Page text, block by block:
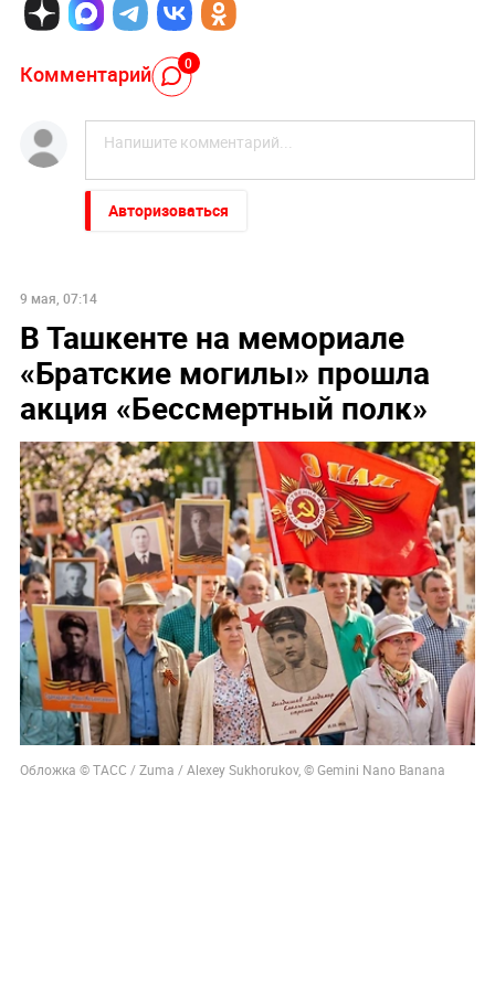
Комментарий 0
Авторизоваться
9 мая, 07:14
В Ташкенте на мемориале
«Братские могилы» прошла
акция «Бессмертный полк»
Обложка © ТАСС / Zuma / Alexey Sukhorukov, © Gemini Nano Banana